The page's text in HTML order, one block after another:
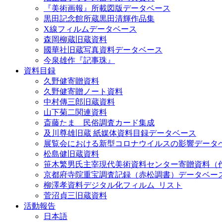
『美術画報』所載図版データベース
黒田記念館所蔵黒田清輝作品集
X線フィルムデータベース
森岡柳蔵旧蔵資料
國華社旧蔵写真資料データベース
今泉雄作『記事珠』
資料目録
久野健寄贈資料
久野健寄贈ノート資料
中村傳三郎旧蔵資料
山下菊二関連資料
斎藤たま 民俗調査カード集成
及川尊雄旧蔵 紙媒体資料目録データベース
展覧会における新型コロナウイルスの影響データ
松島健旧蔵資料
笹木繁男氏主宰現代美術資料センター寄贈資料（
京都府寺院重宝調査記録（赤松調書）データベー
柳澤孝資料デジタル化フィルム_リスト
菅沼貞三旧蔵資料
活動報告
日本語